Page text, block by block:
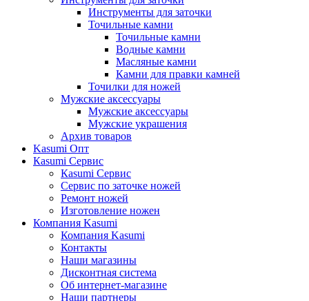
Инструменты для заточки
Точильные камни
Точильные камни
Водные камни
Масляные камни
Камни для правки камней
Точилки для ножей
Мужские аксессуары
Мужские аксессуары
Мужские украшения
Архив товаров
Kasumi Опт
Кasumi Сервис
Кasumi Сервис
Сервис по заточке ножей
Ремонт ножей
Изготовление ножен
Компания Kasumi
Компания Kasumi
Контакты
Наши магазины
Дисконтная система
Об интернет-магазине
Наши партнеры